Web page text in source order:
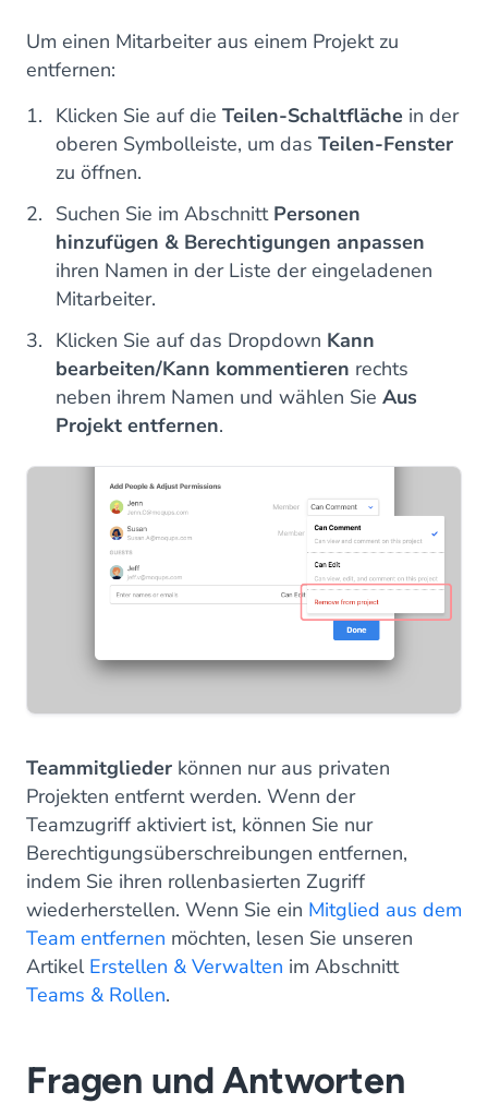
Um einen Mitarbeiter aus einem Projekt zu
entfernen:
Klicken Sie auf die Teilen-Schaltfläche in der
oberen Symbolleiste, um das Teilen-Fenster
zu öffnen.
Suchen Sie im Abschnitt Personen
hinzufügen & Berechtigungen anpassen
ihren Namen in der Liste der eingeladenen
Mitarbeiter.
Klicken Sie auf das Dropdown Kann
bearbeiten/Kann kommentieren rechts
neben ihrem Namen und wählen Sie Aus
Projekt entfernen.
Teammitglieder können nur aus privaten
Projekten entfernt werden. Wenn der
Teamzugriff aktiviert ist, können Sie nur
Berechtigungsüberschreibungen entfernen,
indem Sie ihren rollenbasierten Zugriff
wiederherstellen. Wenn Sie ein Mitglied aus dem
Team entfernen möchten, lesen Sie unseren
Artikel Erstellen & Verwalten im Abschnitt
Teams & Rollen.
Fragen und Antworten